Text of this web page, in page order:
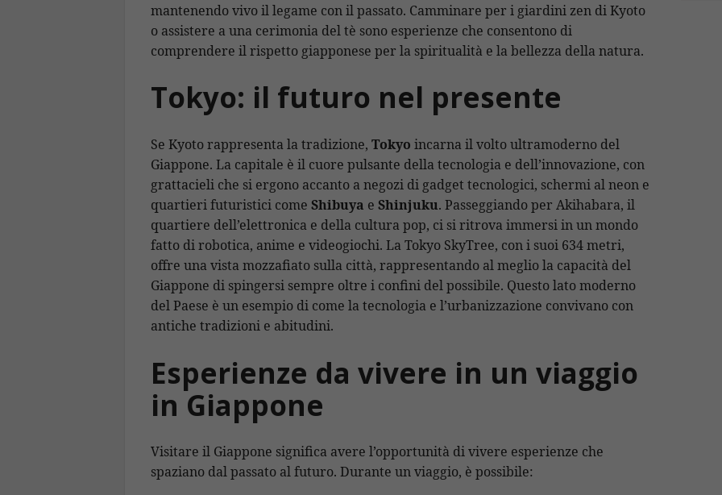
mantenendo vivo il legame con il passato. Camminare per i giardini zen di Kyoto
o assistere a una cerimonia del tè sono esperienze che consentono di
comprendere il rispetto giapponese per la spiritualità e la bellezza della natura.
Tokyo: il futuro nel presente
Se Kyoto rappresenta la tradizione, Tokyo incarna il volto ultramoderno del
Giappone. La capitale è il cuore pulsante della tecnologia e dell’innovazione, con
grattacieli che si ergono accanto a negozi di gadget tecnologici, schermi al neon e
quartieri futuristici come Shibuya e Shinjuku. Passeggiando per Akihabara, il
quartiere dell’elettronica e della cultura pop, ci si ritrova immersi in un mondo
fatto di robotica, anime e videogiochi. La Tokyo SkyTree, con i suoi 634 metri,
offre una vista mozzafiato sulla città, rappresentando al meglio la capacità del
Giappone di spingersi sempre oltre i confini del possibile. Questo lato moderno
del Paese è un esempio di come la tecnologia e l’urbanizzazione convivano con
antiche tradizioni e abitudini.
Esperienze da vivere in un viaggio
in Giappone
Visitare il Giappone significa avere l’opportunità di vivere esperienze che
spaziano dal passato al futuro. Durante un viaggio, è possibile: